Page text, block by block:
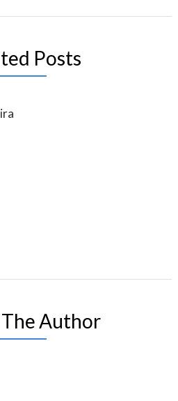
Posts
Author